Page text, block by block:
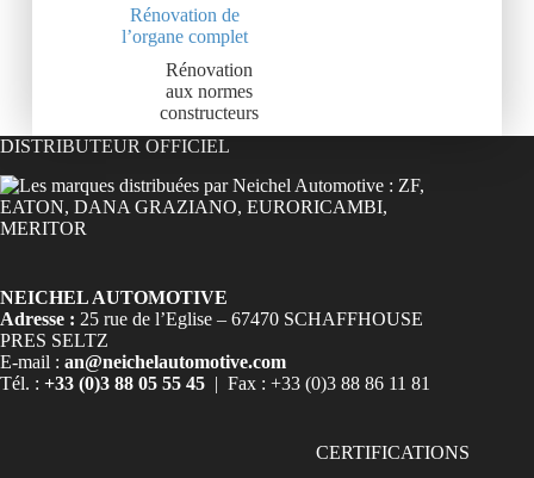
Rénovation de
l’organe complet
Rénovation
aux normes
constructeurs
DISTRIBUTEUR OFFICIEL
NEICHEL AUTOMOTIVE
Adresse : 25 rue de l’Eglise – 67470 SCHAFFHOUSE
PRES SELTZ
E-mail : an@neichelautomotive.com
Tél. : +33 (0)3 88 05 55 45 | Fax : +33 (0)3 88 86 11 81
CERTIFICATIONS